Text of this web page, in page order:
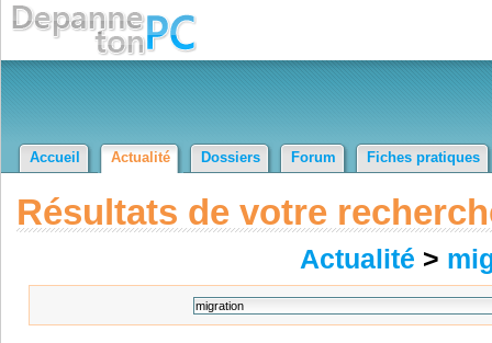
Accueil Actualité Dossiers Forum Fiches pratiques
Résultats de votre
Actualité >